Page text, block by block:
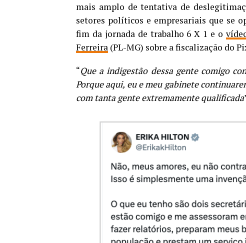
mais amplo de tentativa de
setores políticos e empresariais que se
fim da jornada de trabalho 6 X 1 e o
Ferreira (PL-MG) sobre a fiscalização do
“Que a indigestão dessa gente comigo
Porque aqui, eu e meu gabinete
com tanta gente extremamente qualificada